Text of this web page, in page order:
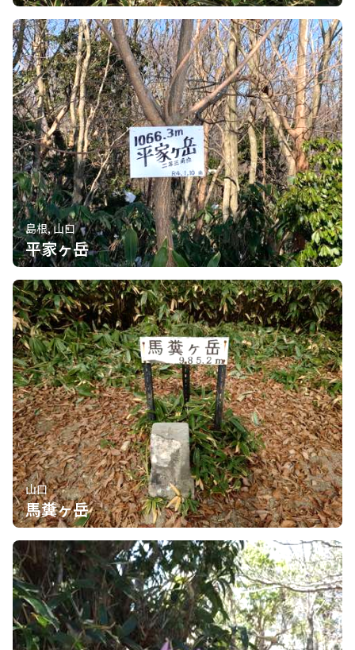
島根, 山口
平家ヶ岳
山口
馬糞ヶ岳